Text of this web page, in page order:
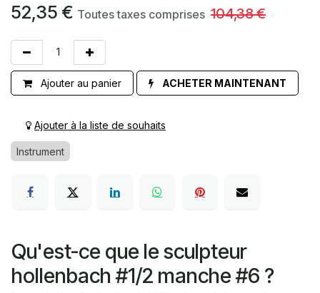
52,35 € Toutes taxes comprises 104,38€
Ajouter au panier ACHETER MAINTENANT
Ajouter à la liste de souhaits
Instrument
Qu'est-ce que le sculpteur
hollenbach #1/2 manche #6 ?